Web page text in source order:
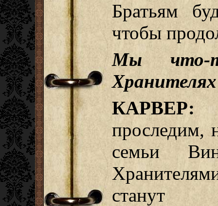
Братьям
чтобы
Мы что-
КАРВЕР:
проследим,
семьи
станут